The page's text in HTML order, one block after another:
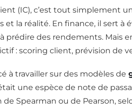
(IC), c’est tout simplement
la réalité. En finance, il sert à
prédire des rendements. Mais
: scoring client, prévision de
à travailler sur des modèles de
une espèce de note de
Spearman ou de Pearson,